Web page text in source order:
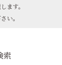
ます。
い。
索